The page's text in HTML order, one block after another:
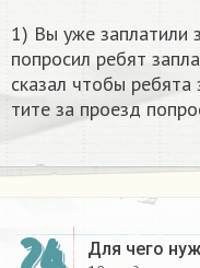
1) Вы уже за­пла­ти­ли
по­про­сил ребят
ска­зал чтобы
ти­те за про­езд
Для чего
10 ед ж